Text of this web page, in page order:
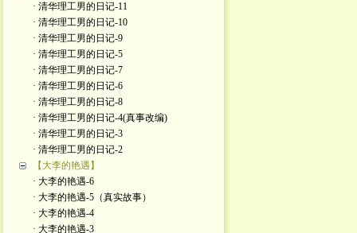
· 清华理工男的日记-11
· 清华理工男的日记-10
· 清华理工男的日记-9
· 清华理工男的日记-5
· 清华理工男的日记-7
· 清华理工男的日记-6
· 清华理工男的日记-8
· 清华理工男的日记-4(真事改编)
· 清华理工男的日记-3
· 清华理工男的日记-2
【大李的艳遇】
· 大李的艳遇-6
· 大李的艳遇-5（真实故事）
· 大李的艳遇-4
· 大李的艳遇-3